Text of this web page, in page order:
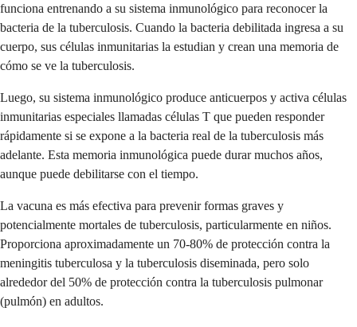
funciona entrenando a su sistema inmunológico para reconocer la
bacteria de la tuberculosis. Cuando la bacteria debilitada ingresa a su
cuerpo, sus células inmunitarias la estudian y crean una memoria de
cómo se ve la tuberculosis.
Luego, su sistema inmunológico produce anticuerpos y activa células
inmunitarias especiales llamadas células T que pueden responder
rápidamente si se expone a la bacteria real de la tuberculosis más
adelante. Esta memoria inmunológica puede durar muchos años,
aunque puede debilitarse con el tiempo.
La vacuna es más efectiva para prevenir formas graves y
potencialmente mortales de tuberculosis, particularmente en niños.
Proporciona aproximadamente un 70-80% de protección contra la
meningitis tuberculosa y la tuberculosis diseminada, pero solo
alrededor del 50% de protección contra la tuberculosis pulmonar
(pulmón) en adultos.